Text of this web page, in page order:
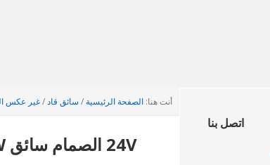
أنت هنا: الصفحة الرئيسية/ سائق قاد/غير عكس
24V الصمام سائق 10W
اتصل بنا